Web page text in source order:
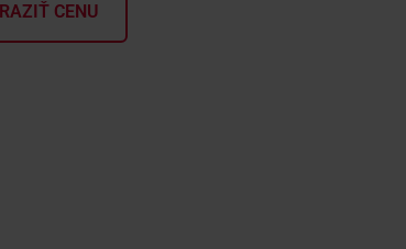
CENU